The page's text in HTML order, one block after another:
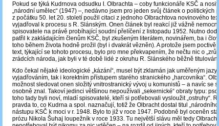
Pokud se týká Kudrnova odsudku I. Olbrachta – coby funkcionáře KSČ a
„národní umělec“ (1947) ‒, nedávno jsem pro jeden svůj článek o politických
z počátku 50. let 20. století použil citaci z jednoho Olbrachtova novinového
vyjadřoval k procesu s R. Slánským. Onen článek byl reakcí již vážně
spisovatele na právě probíhající soudní přelíčení z listopadu 1952. Nutno
patřil k zakládajícím členům KSČ, byl zkušeným literátem, novinářem, ba i
toho během života hodně prožil (byl i dvakrát vězněn). A protože jsem poctivě
text, týkající se tohoto procesu, bylo pro mne překvapením, že nečtu nic o
zrádcích národa, jak byli v té době lidé z okruhu R. Slánského běžně
Kdo čekal nějaké ideologické „kázání“, musel být zklamán jak uměřeným
vyjadřováním, tak i korektním přístupem starého stranického „harcovníka“.
možnost sledovat onen složitý vnitrostranický vývoj u komunistů – a navíc se
osobně znal. Takoví jedinci většinou nepoužívali „sekernické“ obraty typu:
toho tady byli noví, mladí spisovatelé, kteří si potřebovali vysloužit „ostruhy“.
pravda to, co Kudrna a spol. naznačují, totiž že Olbracht dostal titul
nástupu KSČ k moci v r. 1948. Bylo to již v roce 1947. Podobně byl oceněn
prózu Nikola Šuhaj loupežník v roce 1933. Tu největší slávu měl tedy